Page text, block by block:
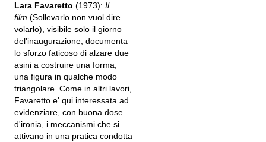
Lara Favaretto (1973): Il
film (Sollevarlo non vuol dire
volarlo), visibile solo il giorno
del'inaugurazione, documenta
lo sforzo faticoso di alzare due
asini a costruire una forma,
una figura in qualche modo
triangolare. Come in altri lavori,
Favaretto e' qui interessata ad
evidenziare, con buona dose
d'ironia, i meccanismi che si
attivano in una pratica condotta